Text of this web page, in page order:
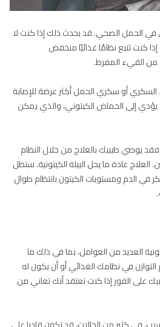
في الحمل الصحي. قد يحدث ذلك إذا كنت لا
كنت تتبع نظامًا غذائيًا منخفض
من القيء المفرط.
السكري أو سكري الحمل أكثر عرضة للإصابة
يؤدي إلى الحماض الكيتوني، والذي يمكن
يوصي طبيبك بالعلاج من خلال النظام
العلاج عادة ما يحل البيلة الكيتونية. ستظل
في الدم ومستويات الكيتون بانتظام طوال
العديد من العوامل، بما في ذلك ما
في نظامك الغذائي أو أن يكون له
على الفور إذا كنت تعتقد أنك تعاني من